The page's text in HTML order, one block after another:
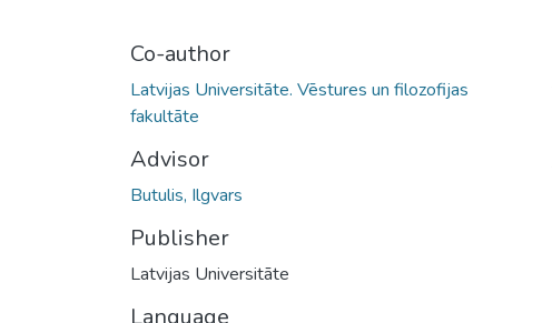
Co-author
Latvijas Universitāte. Vēstures un filozofijas
fakultāte
Advisor
Butulis, Ilgvars
Publisher
Latvijas Universitāte
Language